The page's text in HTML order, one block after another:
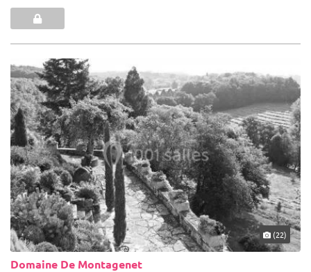
(22)
Domaine De Montagenet